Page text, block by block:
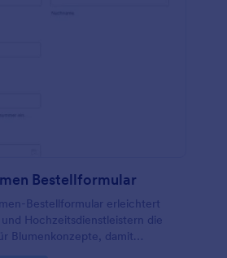
Bestellformular
Bestellformular erleichtert
Hochzeitsdienstleistern die
Blumenkonzepte, damit